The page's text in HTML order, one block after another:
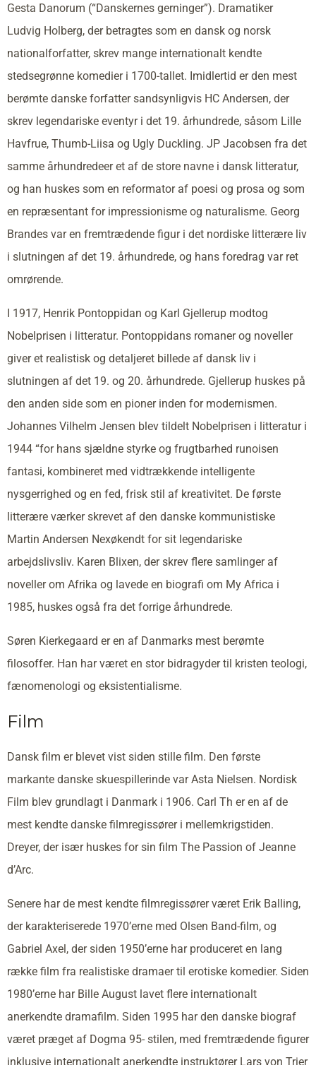
Gesta Danorum (“Danskernes gerninger”). Dramatiker
Ludvig Holberg, der betragtes som en dansk og norsk
nationalforfatter, skrev mange internationalt kendte
stedsegrønne komedier i 1700-tallet. Imidlertid er den mest
berømte danske forfatter sandsynligvis HC Andersen, der
skrev legendariske eventyr i det 19. århundrede, såsom Lille
Havfrue, Thumb-Liisa og Ugly Duckling. JP Jacobsen fra det
samme århundredeer et af de store navne i dansk litteratur,
og han huskes som en reformator af poesi og prosa og som
en repræsentant for impressionisme og naturalisme. Georg
Brandes var en fremtrædende figur i det nordiske litterære liv
i slutningen af det 19. århundrede, og hans foredrag var ret
omrørende.
I 1917, Henrik Pontoppidan og Karl Gjellerup modtog
Nobelprisen i litteratur. Pontoppidans romaner og noveller
giver et realistisk og detaljeret billede af dansk liv i
slutningen af det 19. og 20. århundrede. Gjellerup huskes på
den anden side som en pioner inden for modernismen.
Johannes Vilhelm Jensen blev tildelt Nobelprisen i litteratur i
1944 “for hans sjældne styrke og frugtbarhed runoisen
fantasi, kombineret med vidtrækkende intelligente
nysgerrighed og en fed, frisk stil af kreativitet. De første
litterære værker skrevet af den danske kommunistiske
Martin Andersen Nexøkendt for sit legendariske
arbejdslivsliv. Karen Blixen, der skrev flere samlinger af
noveller om Afrika og lavede en biografi om My Africa i
1985, huskes også fra det forrige århundrede.
Søren Kierkegaard er en af Danmarks mest berømte
filosoffer. Han har været en stor bidragyder til kristen teologi,
fænomenologi og eksistentialisme.
Film
Dansk film er blevet vist siden stille film. Den første
markante danske skuespillerinde var Asta Nielsen. Nordisk
Film blev grundlagt i Danmark i 1906. Carl Th er en af de
mest kendte danske filmregissører i mellemkrigstiden.
Dreyer, der især huskes for sin film The Passion of Jeanne
d’Arc.
Senere har de mest kendte filmregissører været Erik Balling,
der karakteriserede 1970’erne med Olsen Band-film, og
Gabriel Axel, der siden 1950’erne har produceret en lang
række film fra realistiske dramaer til erotiske komedier. Siden
1980’erne har Bille August lavet flere internationalt
anerkendte dramafilm. Siden 1995 har den danske biograf
været præget af Dogma 95- stilen, med fremtrædende figurer
inklusive internationalt anerkendte instruktører Lars von Trier